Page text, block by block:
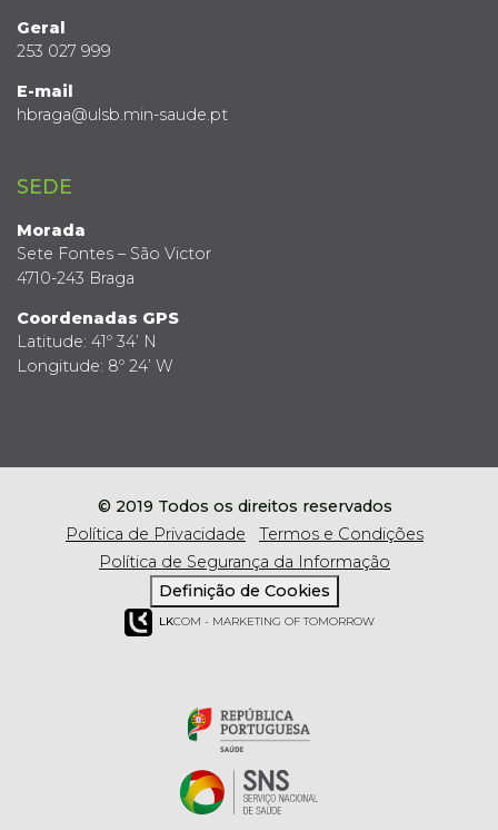
Geral
253 027 999
E-mail
hbraga@ulsb.min-saude.pt
SEDE
Morada
Sete Fontes – São Victor
4710-243 Braga
Coordenadas GPS
Latitude: 41º 34’ N
Longitude: 8º 24’ W
© 2019 Todos os direitos reservados
Política de Privacidade
Termos e Condições
Política de Segurança da Informação
Definição de Cookies
LKCOM - MARKETING OF TOMORROW